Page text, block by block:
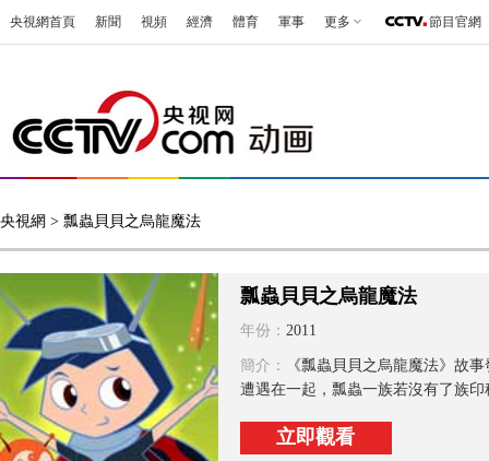
央視網首頁 新聞 視頻 經濟 體育 軍事 更多 節目官網
央視網 > 瓢蟲貝貝之烏龍魔法
瓢蟲貝貝之烏龍魔法
年份： 2011
簡介：
《瓢蟲貝貝之烏龍魔法》故
遭遇在一起，瓢蟲一族若沒有了族
立即觀看